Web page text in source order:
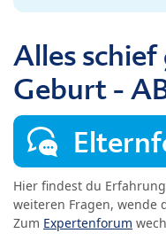
Alles
Geburt -
Hier findest du
weiteren Fragen, wende
Zum Expertenforum